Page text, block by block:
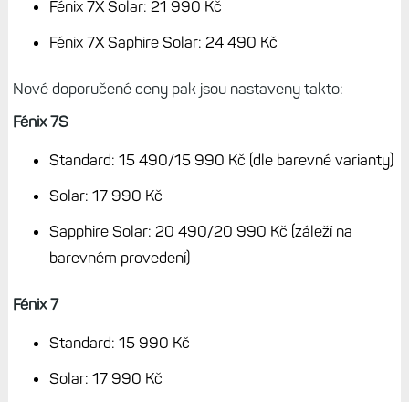
Fénix 7X Solar: 21 990 Kč
Fénix 7X Saphire Solar: 24 490 Kč
Nové doporučené ceny pak jsou nastaveny takto:
Fénix 7S
Standard: 15 490/15 990 Kč (dle barevné varianty)
Solar: 17 990 Kč
Sapphire Solar: 20 490/20 990 Kč (záleží na
barevném provedení)
Fénix 7
Standard: 15 990 Kč
Solar: 17 990 Kč